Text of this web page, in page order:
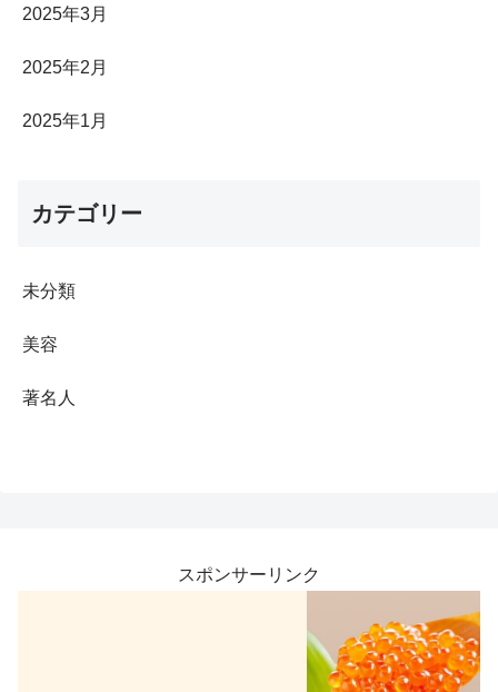
2025年3月
2025年2月
2025年1月
カテゴリー
未分類
美容
著名人
スポンサーリンク